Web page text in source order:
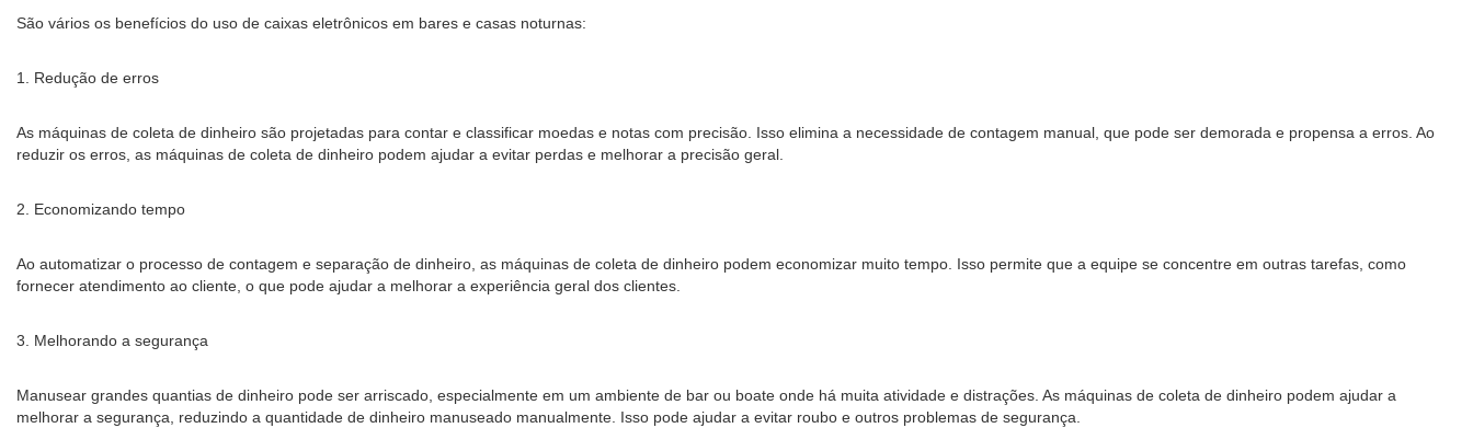
São vários os benefícios do uso de caixas eletrônicos em bares e casas noturnas:
1. Redução de erros
As máquinas de coleta de dinheiro são projetadas para contar e classificar moedas e notas com precisão. Isso elimina a necessidade de contagem manual, que pode ser demorada e propensa a erros. Ao
reduzir os erros, as máquinas de coleta de dinheiro podem ajudar a evitar perdas e melhorar a precisão geral.
2. Economizando tempo
Ao automatizar o processo de contagem e separação de dinheiro, as máquinas de coleta de dinheiro podem economizar muito tempo. Isso permite que a equipe se concentre em outras tarefas, como
fornecer atendimento ao cliente, o que pode ajudar a melhorar a experiência geral dos clientes.
3. Melhorando a segurança
Manusear grandes quantias de dinheiro pode ser arriscado, especialmente em um ambiente de bar ou boate onde há muita atividade e distrações. As máquinas de coleta de dinheiro podem ajudar a
melhorar a segurança, reduzindo a quantidade de dinheiro manuseado manualmente. Isso pode ajudar a evitar roubo e outros problemas de segurança.